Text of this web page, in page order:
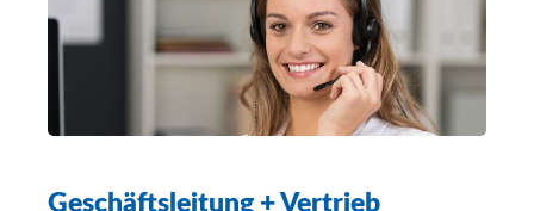
Geschäftsleitung + Vertrieb